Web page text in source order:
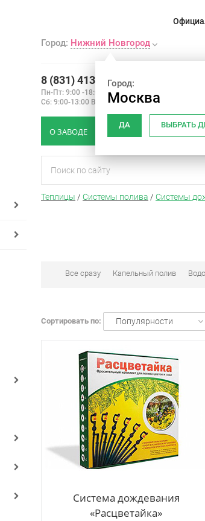
Город: Нижний Новгород
Город:
Москва
ДА ВЫБРАТЬ
8 (831) 413-12-75
Пн-Пт: 9:00 -18:00
Сб: 9:00-13:00 Вс: вых
О ЗАВОДЕ КАК ВЫБРАТЬ ТЕПЛИЦУ
Теплицы / Системы полива / Системы
Все сразу Капельный полив
Сортировать по: Популярности
Система дождевания
«Расцветайка»